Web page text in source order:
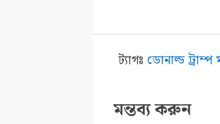
ট্যাগঃডোনাল্ড
মন্তব্য করুন